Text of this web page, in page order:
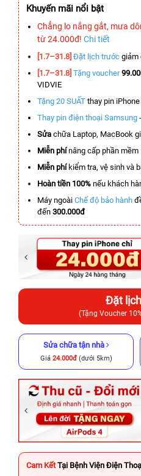
Khuyến mãi nổi bật
Chẳng lo nắng gắt, mưa
từ 24.000đ! Chi tiết
[1.7–31.8] Đặt lịch trước giảm
[1.7–31.8] Tặng voucher
VIDVIE
Tặng 20 SUẤT thay pin
Thay pin điện thoại Samsung
Sửa chữa Laptop, MacBook
Miễn phínâng cấp phần mềm
Miễn phíkiểm tra, vệ sinh và
Hoàn tiền 100% nếu khách
Máy ngoài Chế độ bảo hành
đến 300.000đ
Đặt
(Tặng Voucher
Sửa chữa tận nhà
Giá 24.000đ(dưới 5km)
Cam Kết Tại Bệnh Viện Điện